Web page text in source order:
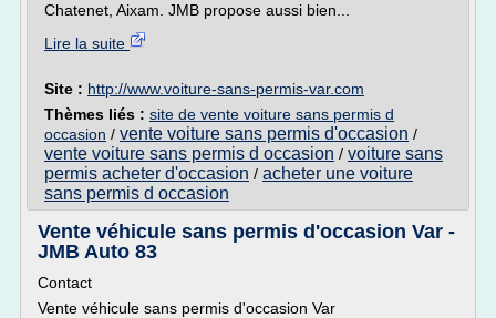
Chatenet, Aixam. JMB propose aussi bien...
Lire la suite
Site : http://www.voiture-sans-permis-var.com
Thèmes liés : site de vente voiture sans permis d
occasion / vente voiture sans permis d'occasion /
vente voiture sans permis d occasion / voiture sans
permis acheter d'occasion / acheter une voiture
sans permis d occasion
Vente véhicule sans permis d'occasion Var -
JMB Auto 83
Contact
Vente véhicule sans permis d'occasion Var